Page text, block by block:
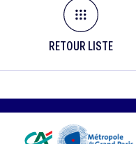
RETOUR LISTE